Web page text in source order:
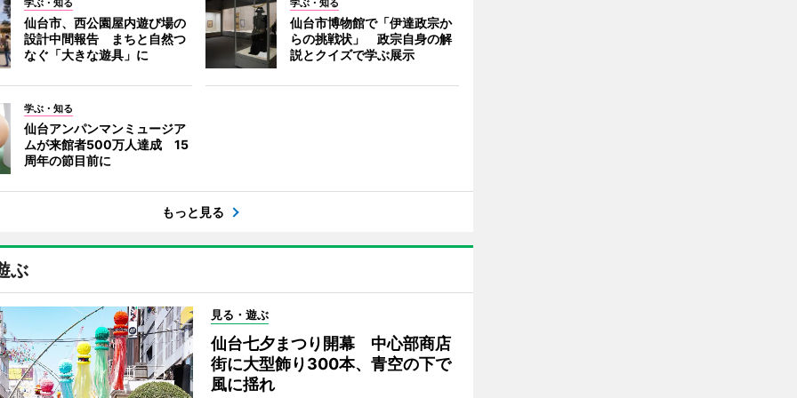
学ぶ・知る
仙台市、西公園屋内遊び場の
設計中間報告 まちと自然つ
なぐ「大きな遊具」に
学ぶ・知る
仙台市博物館で「伊達政宗か
らの挑戦状」 政宗自身の解
説とクイズで学ぶ展示
学ぶ・知る
仙台アンパンマンミュージア
ムが来館者500万人達成 15
周年の節目前に
もっと見る
ぶ
見る・遊ぶ
仙台七夕まつり開幕 中心部商店
街に大型飾り300本、青空の下で
風に揺れ